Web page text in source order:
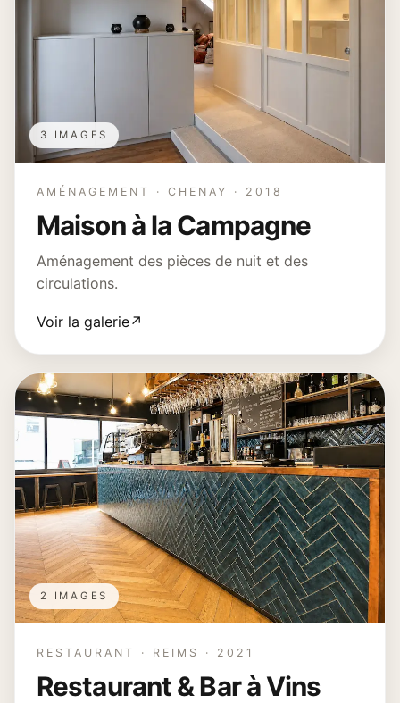
3 IMAGES
AMÉNAGEMENT · CHENAY · 2018
Maison à la Campagne
Aménagement des pièces de nuit et des
circulations.
Voir la galerie↗
2 IMAGES
RESTAURANT · REIMS · 2021
Restaurant & Bar à Vins